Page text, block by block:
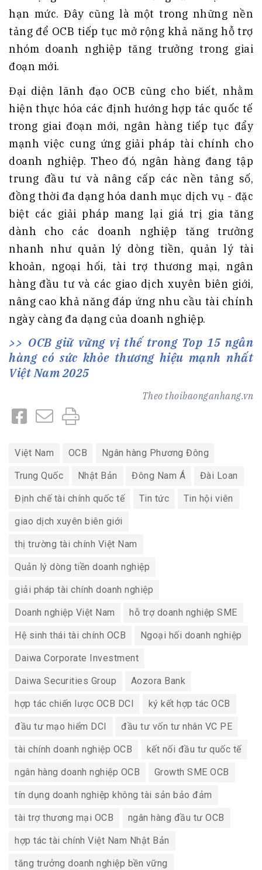
hạn mức. Đây cũng là một trong những nền
tảng để OCB tiếp tục mở rộng khả năng hỗ trợ
nhóm doanh nghiệp tăng trưởng trong giai
đoạn mới.
Đại diện lãnh đạo OCB cũng cho biết, nhằm
hiện thực hóa các định hướng hợp tác quốc tế
trong giai đoạn mới, ngân hàng tiếp tục đẩy
mạnh việc cung ứng giải pháp tài chính cho
doanh nghiệp. Theo đó, ngân hàng đang tập
trung đầu tư và nâng cấp các nền tảng số,
đồng thời đa dạng hóa danh mục dịch vụ - đặc
biệt các giải pháp mang lại giá trị gia tăng
dành cho các doanh nghiệp tăng trưởng
nhanh như quản lý dòng tiền, quản lý tài
khoản, ngoại hối, tài trợ thương mại, ngân
hàng đầu tư và các giao dịch xuyên biên giới,
nâng cao khả năng đáp ứng nhu cầu tài chính
ngày càng đa dạng của doanh nghiệp.
OCB giữ vững vị thế trong Top 15 ngân
hàng có sức khỏe thương hiệu mạnh nhất
Việt Nam 2025
Theo thoibaonganhang.vn
Việt Nam OCB Ngân hàng Phương Đông
Trung Quốc Nhật Bản Đông Nam Á Đài Loan
Định chế tài chính quốc tế Tin tức Tin hội viên
giao dịch xuyên biên giới
thị trường tài chính Việt Nam
Quản lý dòng tiền doanh nghiệp
giải pháp tài chính doanh nghiệp
Doanh nghiệp Việt Nam hỗ trợ doanh nghiệp SME
Hệ sinh thái tài chính OCB Ngoại hối doanh nghiệp
Daiwa Corporate Investment
Daiwa Securities Group Aozora Bank
hợp tác chiến lược OCB DCI ký kết hợp tác OCB
đầu tư mạo hiểm DCI đầu tư vốn tư nhân VC PE
tài chính doanh nghiệp OCB kết nối đầu tư quốc tế
ngân hàng doanh nghiệp OCB Growth SME OCB
tín dụng doanh nghiệp không tài sản bảo đảm
tài trợ thương mại OCB ngân hàng đầu tư OCB
hợp tác tài chính Việt Nam Nhật Bản
tăng trưởng doanh nghiệp bền vững